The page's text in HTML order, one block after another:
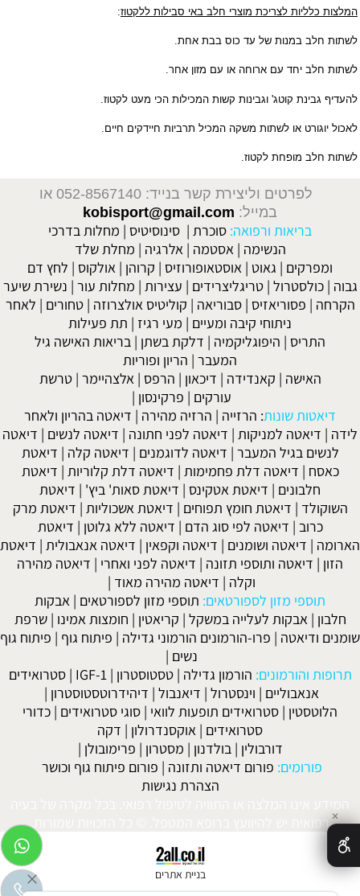
המלצות כלליות לצריכת מוצרי חלב באי סבילות ללקטוז:
לשתות חלב במנות של עד כוס בבת אחת.
לשתות חלב יחד עם ארוחה או עם מזון אחר.
להעדיף גבינת קוטג' וגבינות קשות המכילות הכי מעט לקטוז.
לאכול יוגורט או לשתות משקה המכיל תרביות חיידקים חיים.
לשתות חלב מופחת לקטוז.
לפרטים וליצירת קשר בנייד: 052-8567140
או
במייל: kobisport@gmail.com
בריאות ורפואה: סוכרת | סינוסיטיס | מחלות בדרכי
הנשימה | אסטמה | אלרגיה | מחלת שלד
ומפרקים | גאוט | אוסטאופורוזיס | קרוהן | אולקוס | לחץ דם
גבוה |כולסטרול |טריגליצרידים | עצירות | מחלות עור | נשירת שיער
הקרחה | פסוריאזיס |סבוריאה | קוליטיס אולצרוזה |טחורים | לאחר
ניתוחי קיבה ומעיים | מעי רגיז | תת פעילות
התריס | היפוגליקמיה | דלקת בשתן | בריאות האישה גיל
המעבר | הריון ופוריות
האישה | קאנדידה | דיכאון | הרפס | אלצהיימר |טרשת
עורקים | פרקינסון |
דיאטות שונות: הרזייה | הרזיה מהירה | דיאטה בהריון ולאחר
לידה | דיאטה למניקות | דיאטה לפני חתונה | דיאטה לנשים | דיאטה
לנשים בגיל המעבר | דיאטה לדוגמנים | דיאטה קלה | דיאטת
כאסח | דיאטה דלת פחמימות | דיאטה דלת קלוריות | דיאטת
חלבונים | דיאטת אטקינס | דיאטת סאות' ביץ' | דיאטת
השוקולד | דיאטת חומץ תפוחים | דיאטת אשכוליות | דיאטת מרק
כרוב | דיאטה לפי סוג הדם | דיאטה ללא גלוטן | דיאטת
הארומה | דיאטה ושומנים | דיאטה וקפאין | דיאטה אנאבולית | דיאטת
הזון | דיאטה ותוספי תזונה | דיאטה לפני ואחרי | דיאטה מהירה
וקלה | דיאטה מהירה מאוד |
תוספי מזון לספורטאים: תוספי מזון לספורטאים | אבקות
חלבון | אבקות לעלייה במשקל | קריאטין | חומצות אמינו |שרפת
שומנים ודיאטה | פרו-הורמונים הורמוני גדילה | פיתוח גוף | פיתוח גוף
נשים |
תרופות והורמונים: הורמון גדילה |טסטוסטרון |
IGF-1
|סטרואידים
אנאבוליים | וינסטרול | דיאנבול | דיהידרוטסטוסטרון |
הלוטסטין | סטרואידים תופעות לוואי | סוגי סטרואידים | כדורי
סטרואידים | אוקסנדרולון | דקה
דורבולין | בולדנון | מסטרון | פרימובולן |
פורומים: פורום דיאטה ותזונה | פורום פיתוח גוף וכושר
הצהרת נגישות
המידע אינו המלצה או התוויה לטיפול רפואי. בכל מקרה של בעיה
רפואית יש להיוועץ ברופא המטפל. © כל הזכויות שמורות.
בניית אתרים
✕